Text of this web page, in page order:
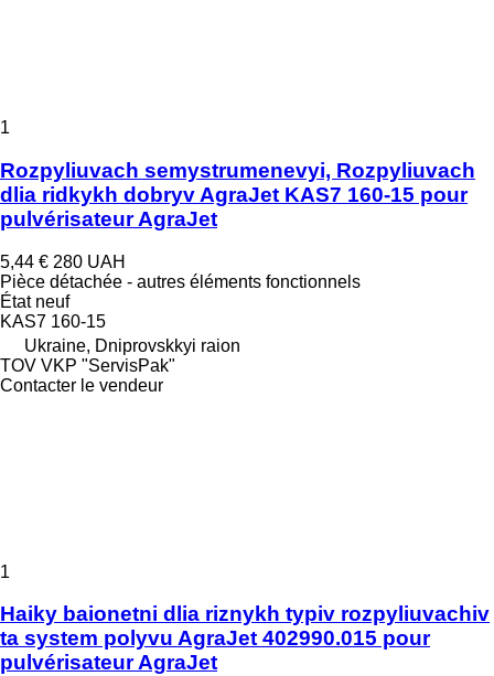
1
Rozpyliuvach semystrumenevyi, Rozpyliuvach
dlia ridkykh dobryv AgraJet KAS7 160-15 pour
pulvérisateur AgraJet
5,44 € 280 UAH
Pièce détachée - autres éléments fonctionnels
Étatneuf
KAS7 160-15
Ukraine, Dniprovskkyi raion
TOV VKP "ServisPak"
Contacter le vendeur
1
Haiky baionetni dlia riznykh typiv rozpyliuvachiv
ta system polyvu AgraJet 402990.015 pour
pulvérisateur AgraJet